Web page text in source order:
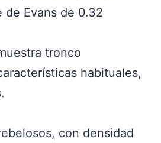
de Evans de 0.32
tronco
habituales,
con densidad